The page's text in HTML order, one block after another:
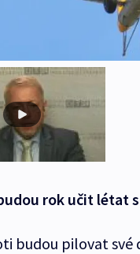
rok učit létat
budou pilovat své